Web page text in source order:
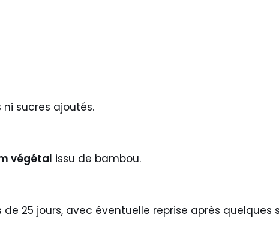
sucres ajoutés.
végétal issu de bambou.
de 25 jours, avec éventuelle reprise après quelques